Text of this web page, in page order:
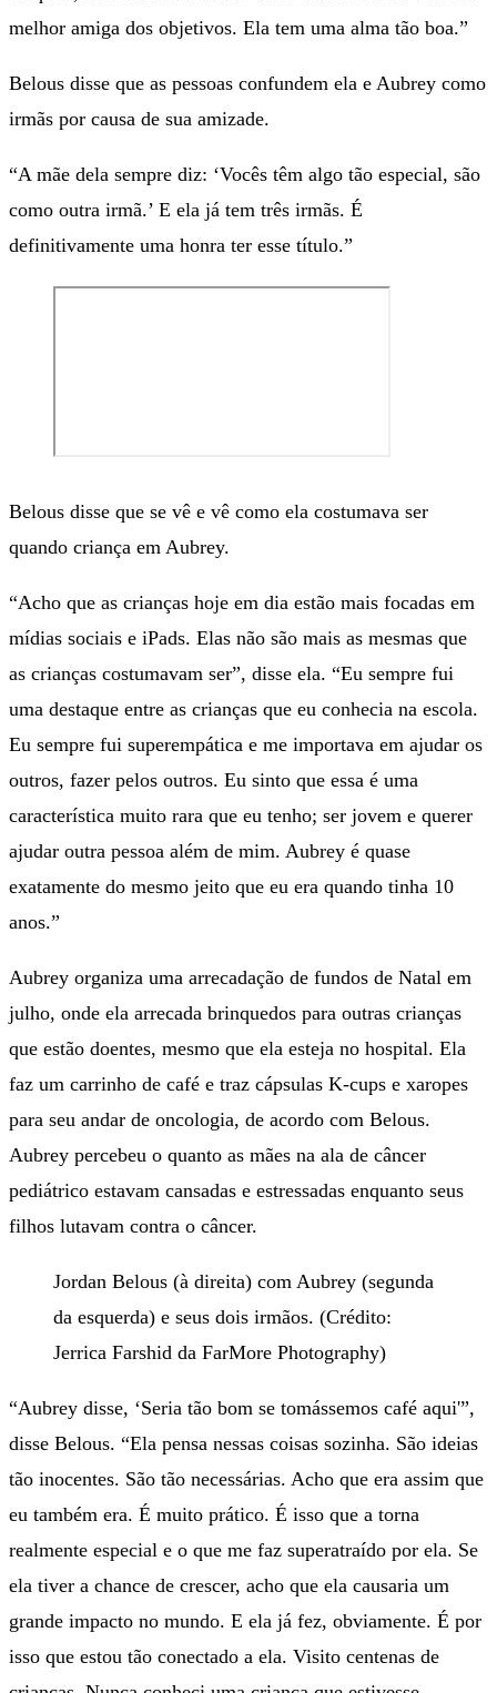
melhor amiga dos objetivos. Ela tem uma alma tão boa.”
Belous disse que as pessoas confundem ela e Aubrey como
irmãs por causa de sua amizade.
“A mãe dela sempre diz: ‘Vocês têm algo tão especial, são
como outra irmã.’ E ela já tem três irmãs. É
definitivamente uma honra ter esse título.”
Belous disse que se vê e vê como ela costumava ser
quando criança em Aubrey.
“Acho que as crianças hoje em dia estão mais focadas em
mídias sociais e iPads. Elas não são mais as mesmas que
as crianças costumavam ser”, disse ela. “Eu sempre fui
uma destaque entre as crianças que eu conhecia na escola.
Eu sempre fui superempática e me importava em ajudar os
outros, fazer pelos outros. Eu sinto que essa é uma
característica muito rara que eu tenho; ser jovem e querer
ajudar outra pessoa além de mim. Aubrey é quase
exatamente do mesmo jeito que eu era quando tinha 10
anos.”
Aubrey organiza uma arrecadação de fundos de Natal em
julho, onde ela arrecada brinquedos para outras crianças
que estão doentes, mesmo que ela esteja no hospital. Ela
faz um carrinho de café e traz cápsulas K-cups e xaropes
para seu andar de oncologia, de acordo com Belous.
Aubrey percebeu o quanto as mães na ala de câncer
pediátrico estavam cansadas e estressadas enquanto seus
filhos lutavam contra o câncer.
Jordan Belous (à direita) com Aubrey (segunda
da esquerda) e seus dois irmãos. (Crédito:
Jerrica Farshid da FarMore Photography)
“Aubrey disse, ‘Seria tão bom se tomássemos café aqui'”,
disse Belous. “Ela pensa nessas coisas sozinha. São ideias
tão inocentes. São tão necessárias. Acho que era assim que
eu também era. É muito prático. É isso que a torna
realmente especial e o que me faz superatraído por ela. Se
ela tiver a chance de crescer, acho que ela causaria um
grande impacto no mundo. E ela já fez, obviamente. É por
isso que estou tão conectado a ela. Visito centenas de